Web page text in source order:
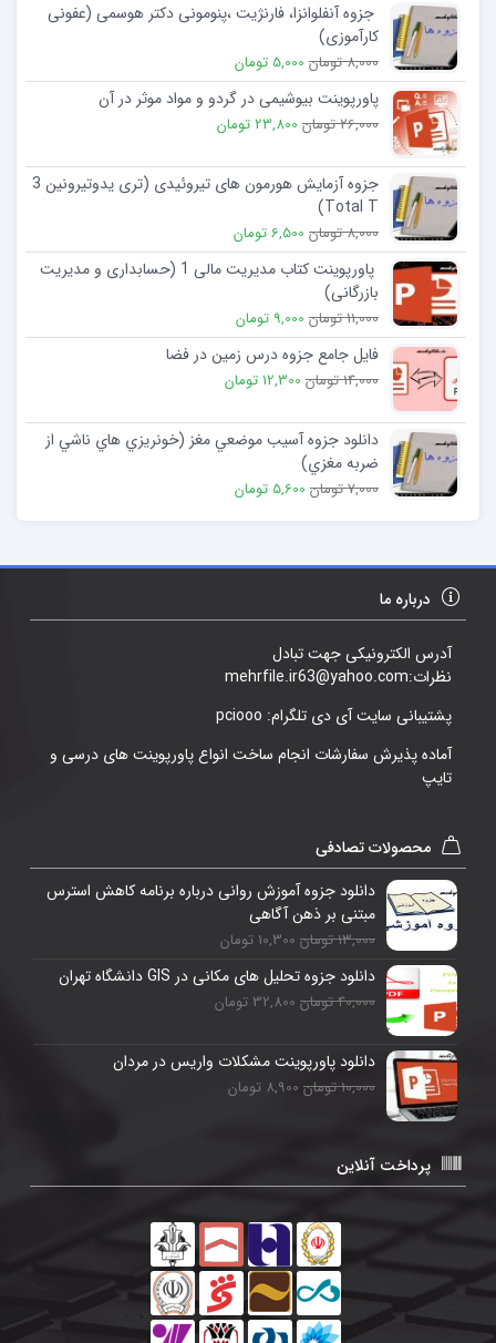
جزوه آنفلوانزا، فارنژیت ،پنومونی دکتر هوسمی (عفونی
کارآموزی)
8,000 تومان 5,000 تومان
پاورپوینت بیوشیمی در گردو و مواد موثر در آن
26,000 تومان 23,800 تومان
جزوه آزمایش هورمون های تیروئیدی (تری یدوتیرونین 3
Total T)
8,000 تومان 6,500 تومان
پاورپوینت کتاب مدیریت مالی 1 (حسابداری و مدیریت
بازرگانی)
11,000 تومان 9,000 تومان
فایل جامع جزوه درس زمین در فضا
14,000 تومان 12,300 تومان
دانلود جزوه آسیب موضعي مغز (خونریزي هاي ناشي از
ضربه مغزي)
7,000 تومان 5,600 تومان
درباره ما
آدرس الکترونیکی جهت تبادل
نظرات:mehrfile.ir63@yahoo.com
پشتیبانی سایت آی دی تلگرام: pciooo
آماده پذیرش سفارشات انجام ساخت انواع پاورپوینت های درسی و
تایپ
محصولات تصادفی
دانلود جزوه آموزش روانی درباره برنامه کاهش استرس
مبتنی بر ذهن آگاهی
13,000 تومان 10,300 تومان
دانلود جزوه تحلیل های مکانی در GIS دانشگاه تهران
40,000 تومان 32,800 تومان
دانلود پاورپوینت مشکلات واریس در مردان
10,000 تومان 8,900 تومان
پرداخت آنلاین